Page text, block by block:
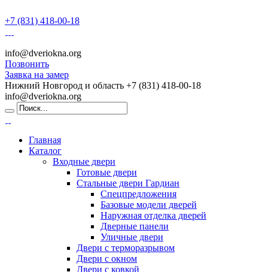
+7 (831) 418-00-18
info@dveriokna.org
Позвонить
Заявка на замер
Нижний Новгород и область +7 (831) 418-00-18
info@dveriokna.org
Главная
Каталог
Входные двери
Готовые двери
Стальные двери Гардиан
Спецпредложения
Базовые модели дверей
Наружная отделка дверей
Дверные панели
Уличные двери
Двери с терморазрывом
Двери с окном
Двери с ковкой